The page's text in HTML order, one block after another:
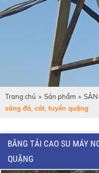
Trang chủ » Sản phẩm »
sàng đá, cát, tuyển quặng
BĂNG TẢI CAO SU MÁY
QUẶNG